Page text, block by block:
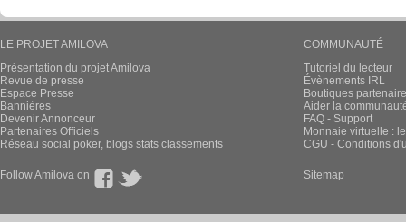
LE PROJET AMILOVA
Présentation du projet Amilova
Revue de presse
Espace Presse
Bannières
Devenir Annonceur
Partenaires Officiels
Réseau social poker, blogs stats classements
COMMUNAUTÉ
Tutoriel du lecteur
Évènements IRL
Boutiques
Aider la
FAQ - Support
Monnaie virtuelle :
CGU - Conditions
Follow Amilova on Sitemap